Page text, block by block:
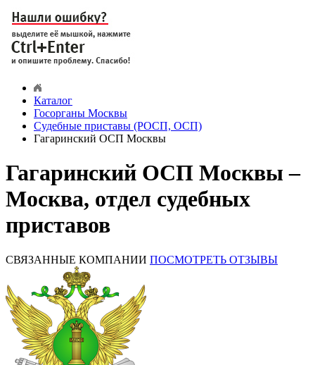
Каталог
Госорганы Москвы
Судебные приставы (РОСП, ОСП)
Гагаринский ОСП Москвы
Гагаринский ОСП Москвы –
Москва, отдел судебных
приставов
СВЯЗАННЫЕ КОМПАНИИ ПОСМОТРЕТЬ ОТЗЫВЫ